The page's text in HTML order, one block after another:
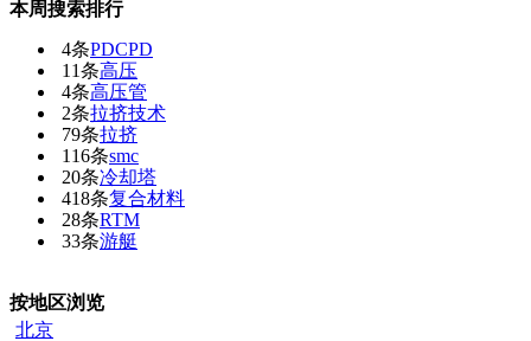
本周搜索排行
4条PDCPD
11条高压
4条高压管
2条拉挤技术
79条拉挤
116条smc
20条冷却塔
418条复合材料
28条RTM
33条游艇
按地区浏览
北京